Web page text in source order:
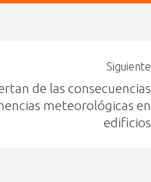
Siguiente
de las consecuencias
meteorológicas en
edificios